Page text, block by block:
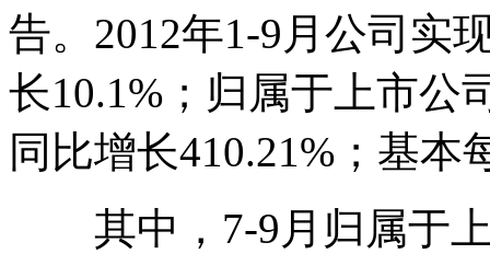
告。2012年1-9月公司实
长10.1%；归属于上市公
同比增长410.21%；基本
其中，7-9月归属于上